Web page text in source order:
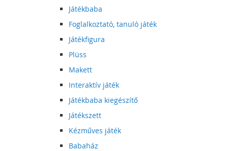
Játékbaba
Foglalkoztató, tanuló játék
Játékfigura
Plüss
Makett
Interaktív játék
Játékbaba kiegészítő
Játékszett
Kézműves játék
Babaház